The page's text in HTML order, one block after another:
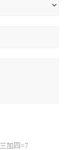
加四=7